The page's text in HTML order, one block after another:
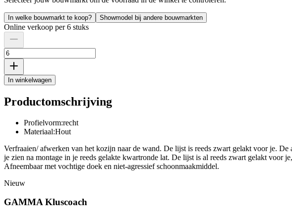
In welke bouwmarkt te koop? Showmodel bij andere bouwmarkten
Online verkoop per 6 stuks
In winkelwagen
Productomschrijving
Profielvorm:recht
Materiaal:Hout
Verfraaien/ afwerken van het kozijn naar de wand. De lijst is reeds zwart gelakt voor je.
je zien na montage in je reeds gelakte kwartronde lat. De lijst is al reeds zwart gelakt voor
Afneembaar met vochtige doek en niet-agressief schoonmaakmiddel.
Nieuw
GAMMA Kluscoach